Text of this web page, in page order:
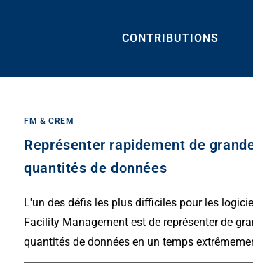
CONTRIBUTIONS
FM & CREM
Représenter rapidement de
quantités de données
L'un des défis les plus difficiles pour les
Facility Management est de représenter de
quantités de données en un temps